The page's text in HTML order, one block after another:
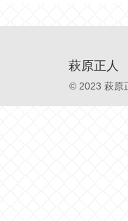
萩原正人
© 2023 萩原